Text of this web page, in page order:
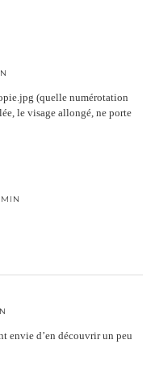
(quelle numérotation
le visage allongé, ne porte
envie d’en découvrir un peu